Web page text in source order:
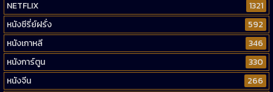
NETFLIX
1321
หนังซีรี่ย์ฝรั่ง
592
หนังเกาหลี
346
หนังการ์ตูน
330
หนังจีน
266